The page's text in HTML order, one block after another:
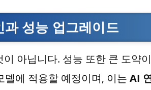
성능 업그레이드
아닙니다. 성능 또한 큰 도약
델에 적용할 예정이며, 이는 AI